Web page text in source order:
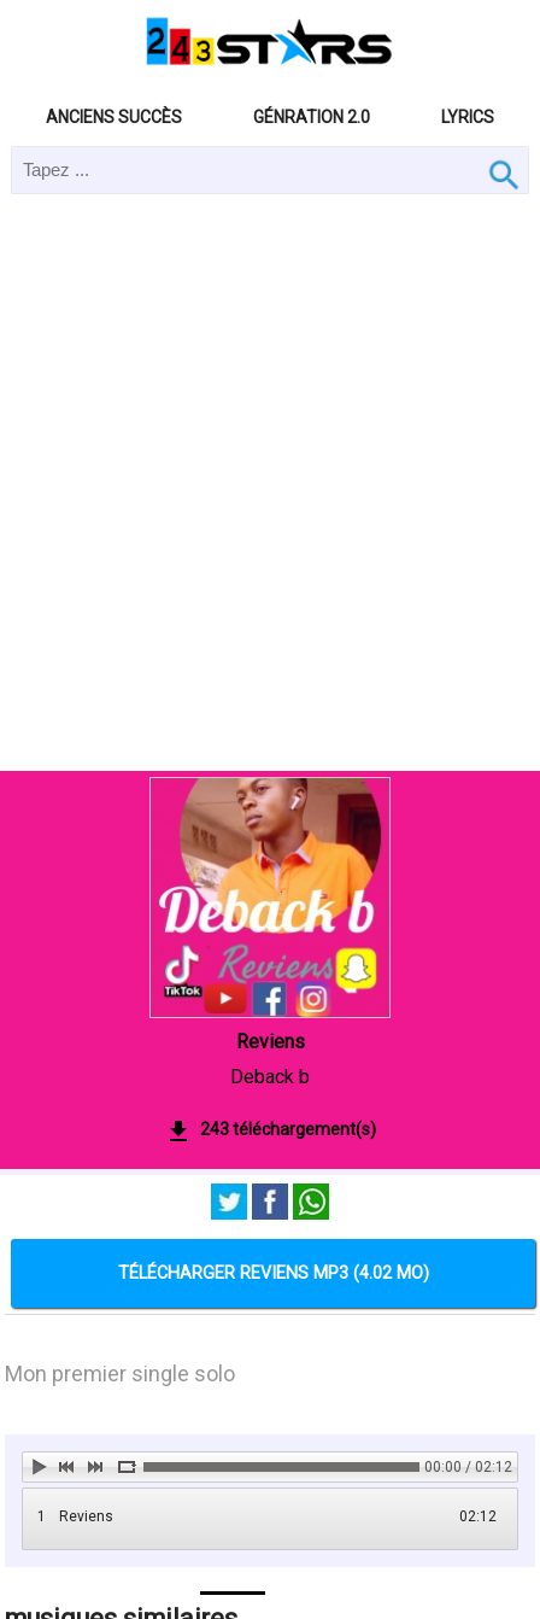
ANCIENS SUCCÈS GÉNRATION 2.0 LYRICS
Reviens
Deback b
243 téléchargement(s)
TÉLÉCHARGER REVIENS MP3 (4.02 MO)
Mon premier single solo
00:00 / 02:12
1 02:12
Reviens